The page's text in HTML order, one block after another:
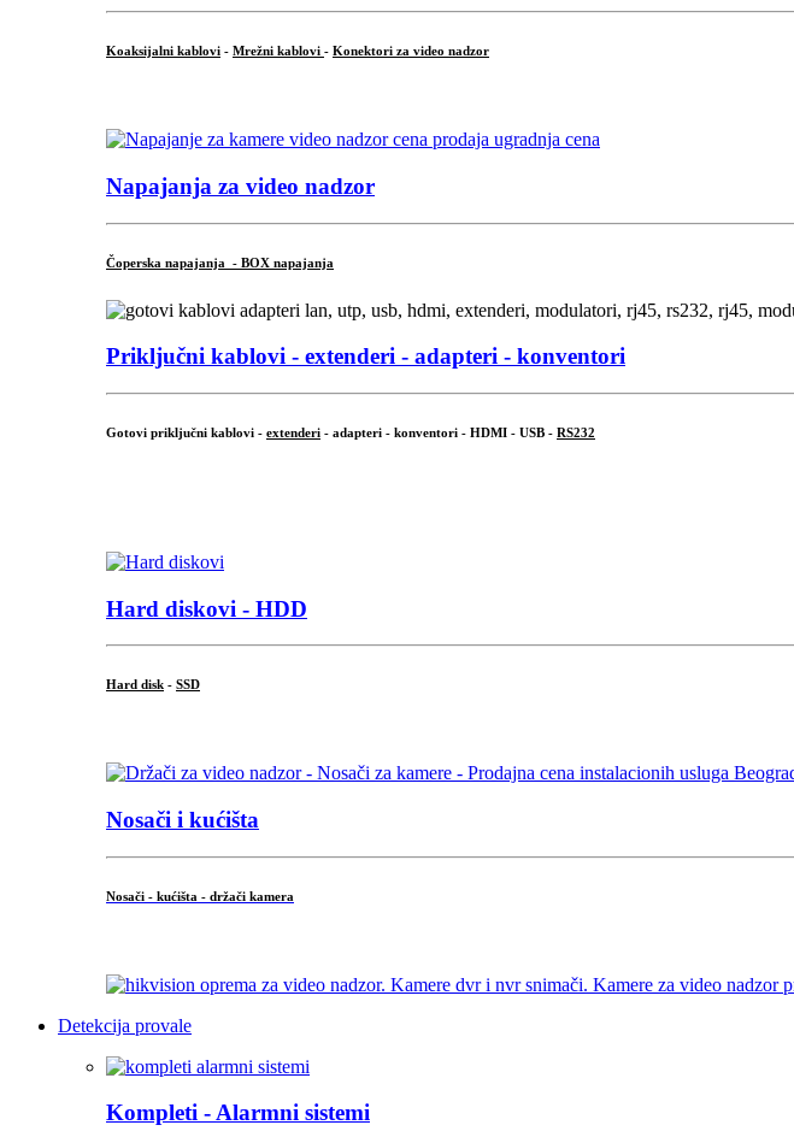
Koaksijalni kablovi - Mrežni kablovi - Konektori za video nadzor
Napajanja za video nadzor
Čoperska napajanja - BOX napajanja
Priključni kablovi - extenderi - adapteri - konventori
Gotovi priključni kablovi - extenderi - adapteri - konventori - HDMI - USB - RS232
Hard diskovi - HDD
Hard disk - SSD
Nosači i kućišta
Nosači - kućišta - držači kamera
Detekcija provale
Kompleti - Alarmni sistemi